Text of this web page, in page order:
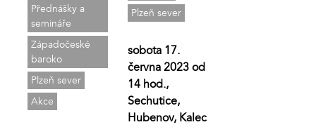
Přednášky a
semináře
Západočeské
baroko
Plzeň sever
Akce
Plzeň sever
sobota 17.
června 2023 od
14 hod.,
Sechutice,
Hubenov, Kalec